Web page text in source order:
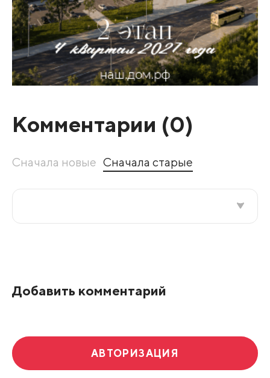
Комментарии (0)
Сначала новые Сначала старые
Добавить комментарий
АВТОРИЗАЦИЯ